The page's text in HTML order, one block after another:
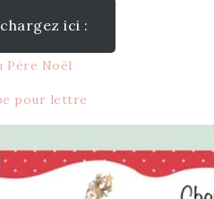
ici :
Père Noël
pour lettre